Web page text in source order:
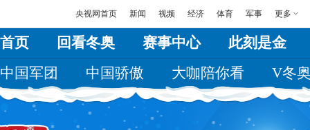
央视网首页 新闻 视频 经济 体育 军事 更多
首页 回看冬奥 赛事中心
此刻是金
中国军团
中国骄傲 大咖陪你看 V冬